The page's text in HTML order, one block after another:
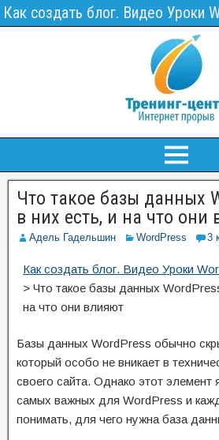
Как создать блог. Видео Уроки
Что такое базы данных
в них есть, и на что они
Адель Гадельшин WordPress 3
Как создать блог. Видео Уроки
> Что такое базы данных
на что они влияют
Базы данных WordPress обычно
который особо не вникает в
своего сайта. Однако этот элемент
самых важных для WordPress и
понимать, для чего нужна база